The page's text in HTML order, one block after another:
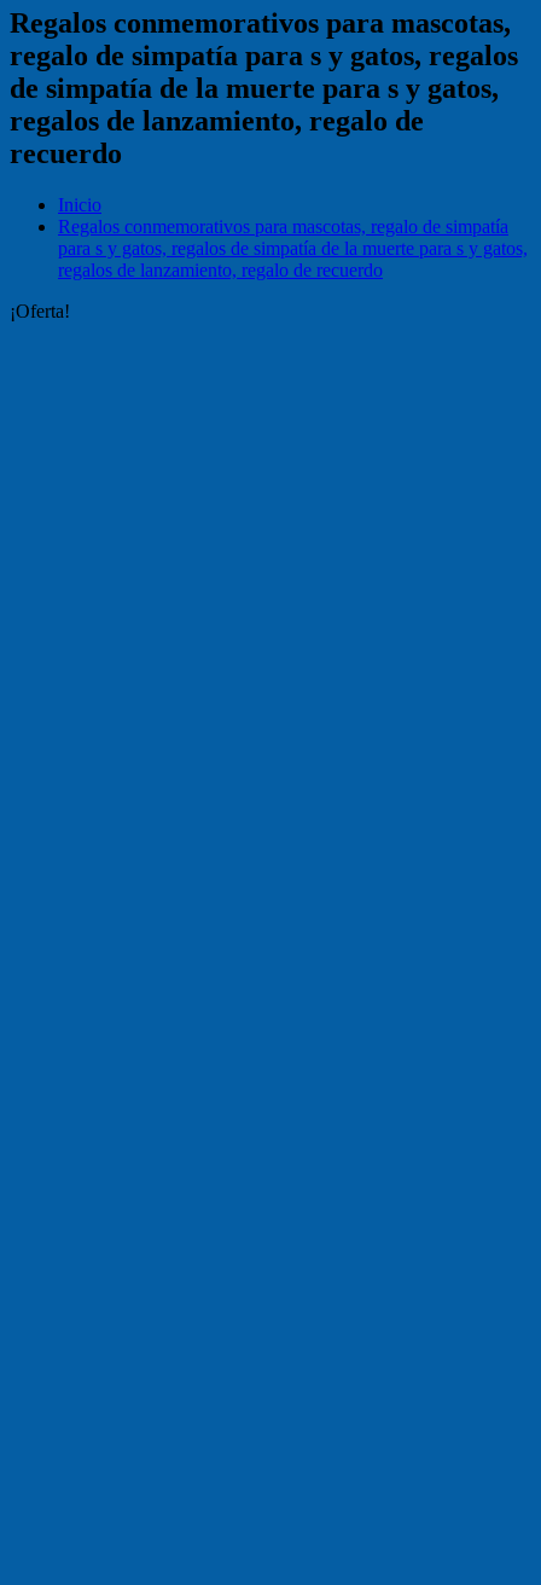
Regalos conmemorativos para mascotas,
regalo de simpatía para s y gatos, regalos
de simpatía de la muerte para s y gatos,
regalos de lanzamiento, regalo de
recuerdo
Inicio
Regalos conmemorativos para mascotas, regalo de simpatía
para s y gatos, regalos de simpatía de la muerte para s y gatos,
regalos de lanzamiento, regalo de recuerdo
¡Oferta!